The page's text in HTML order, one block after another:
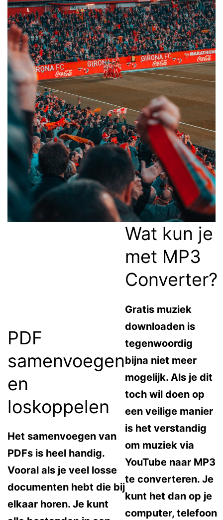
PDF
samenvoegen
en
loskoppelen
Het samenvoegen van
PDFs is heel handig.
Vooral als je veel losse
documenten hebt die bij
elkaar horen. Je kunt
Wat kun je
met MP3
Converter?
Gratis muziek
downloaden is
tegenwoordig
bijna niet meer
mogelijk. Als je dit
toch wil doen op
een veilige manier
is het verstandig
om muziek via
YouTube naar MP3
te converteren. Je
kunt het dan op je
computer, telefoon